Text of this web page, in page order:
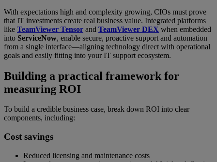
With expectations high and complexity growing, CIOs must prove
that IT investments create real business value. Integrated platforms
like TeamViewer Tensor and TeamViewer DEX when embedded
into ServiceNow, enable secure, proactive support and automation
from a single interface—aligning technology direct with operational
goals and easily fitting into your IT support ecosystem.
Building a practical framework for
measuring ROI
To build a credible business case, break down ROI into clear
components, including:
Cost savings
Reduced licensing and maintenance costs